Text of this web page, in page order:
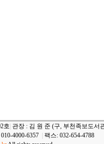
호 관장 : 김 원 준 (구, 부천족보도서
4000-6357
팩스: 032-654-4788